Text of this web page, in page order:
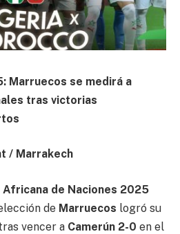
Marruecos se medirá a
tras victorias
/ Marrakech
Africana de Naciones 2025
de Marruecos logró su
vencer a Camerún 2-0 en el